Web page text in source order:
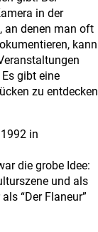
in der
an denen man oft
kann
gibt eine
zu entdecken
in
die grobe Idee:
und als
“Der Flaneur”